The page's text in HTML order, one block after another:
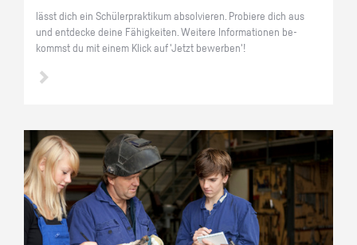
lässt dich ein Schü­ler­prak­ti­kum ab­sol­vie­ren. Pro­bie­re dich aus
und ent­de­cke deine Fä­hig­kei­ten. Wei­te­re In­for­ma­tio­nen be­
kommst du mit einem Klick auf 'Jetzt be­wer­ben'!